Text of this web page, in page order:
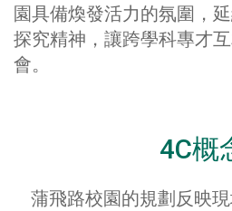
園具備煥發活力的氛圍，
探究精神，讓跨學科專才
會。
4C概
蒲飛路校園的規劃反映